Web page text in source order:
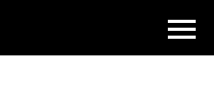
| EENVOUD